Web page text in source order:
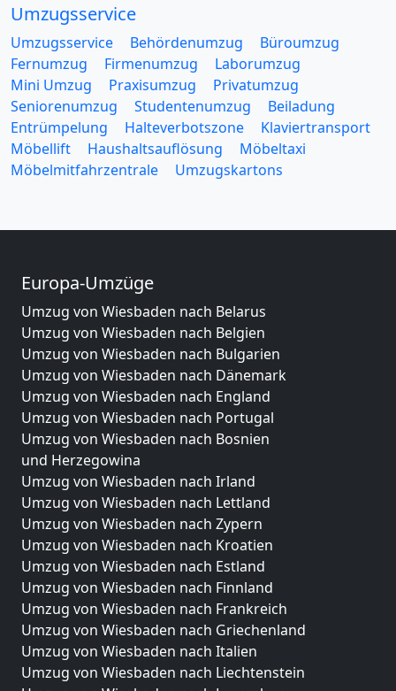
Umzugsservice
Umzugsservice Behördenumzug
Büroumzug
Fernumzug
Firmenumzug
Laborumzug
Mini Umzug
Praxisumzug
Privatumzug
Seniorenumzug
Studentenumzug
Beiladung
Entrümpelung
Halteverbotszone
Klaviertransport
Möbellift
Haushaltsauflösung
Möbeltaxi
Möbelmitfahrzentrale
Umzugskartons
Europa-Umzüge
Umzug von Wiesbaden nach Belarus
Umzug von Wiesbaden nach Belgien
Umzug von Wiesbaden nach Bulgarien
Umzug von Wiesbaden nach Dänemark
Umzug von Wiesbaden nach England
Umzug von Wiesbaden nach Portugal
Umzug von Wiesbaden nach Bosnien
und Herzegowina
Umzug von Wiesbaden nach Irland
Umzug von Wiesbaden nach Lettland
Umzug von Wiesbaden nach Zypern
Umzug von Wiesbaden nach Kroatien
Umzug von Wiesbaden nach Estland
Umzug von Wiesbaden nach Finnland
Umzug von Wiesbaden nach Frankreich
Umzug von Wiesbaden nach Griechenland
Umzug von Wiesbaden nach Italien
Umzug von Wiesbaden nach Liechtenstein